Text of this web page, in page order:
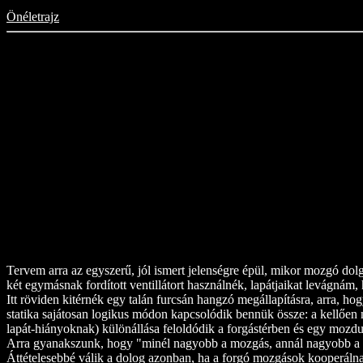
Önéletrajz
Tervem arra az egyszerű, jól ismert jelenségre épül, mikor mozgó
két egymásnak fordított ventillátort használnék, lapátjaikat
Itt röviden kitérnék egy talán furcsán hangzó megállapításra, arra,
statika sajátosan logikus módon kapcsolódik bennük össze: a
lapát-hiányoknak) különállása feloldódik a forgástérben és egy
Arra gyanakszunk, hogy "minél nagyobb a mozgás, annál nagyobb
Áttételesebbé válik a dolog azonban, ha a forgó mozgások